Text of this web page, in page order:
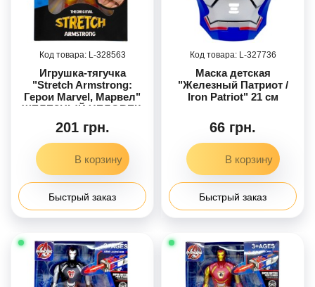
328563
Игрушка-тягучка
"Stretch Armstrong:
Герои Marvel, Марвел"
ЖЕЛЕЗНЫЙ ЧЕЛОВЕК,
Iron Man
201 грн.
Быстрый заказ
327736
Маска детская
"Железный Патриот /
Iron Patriot" 21 см
66 грн.
Быстрый заказ